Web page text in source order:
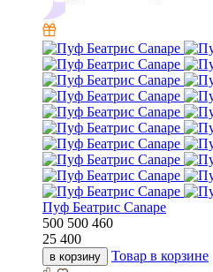
Пуф Беатрис Canape
500 500 460
25 400
в корзину Товар в корзине